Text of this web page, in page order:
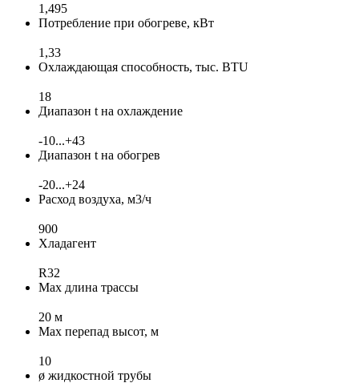
1,495
Потребление при обогреве, кВт
1,33
Охлаждающая способность, тыс. BTU
18
Диапазон t на охлаждение
-10...+43
Диапазон t на обогрев
-20...+24
Расход воздуха, м3/ч
900
Хладагент
R32
Max длина трассы
20 м
Max перепад высот, м
10
ø жидкостной трубы